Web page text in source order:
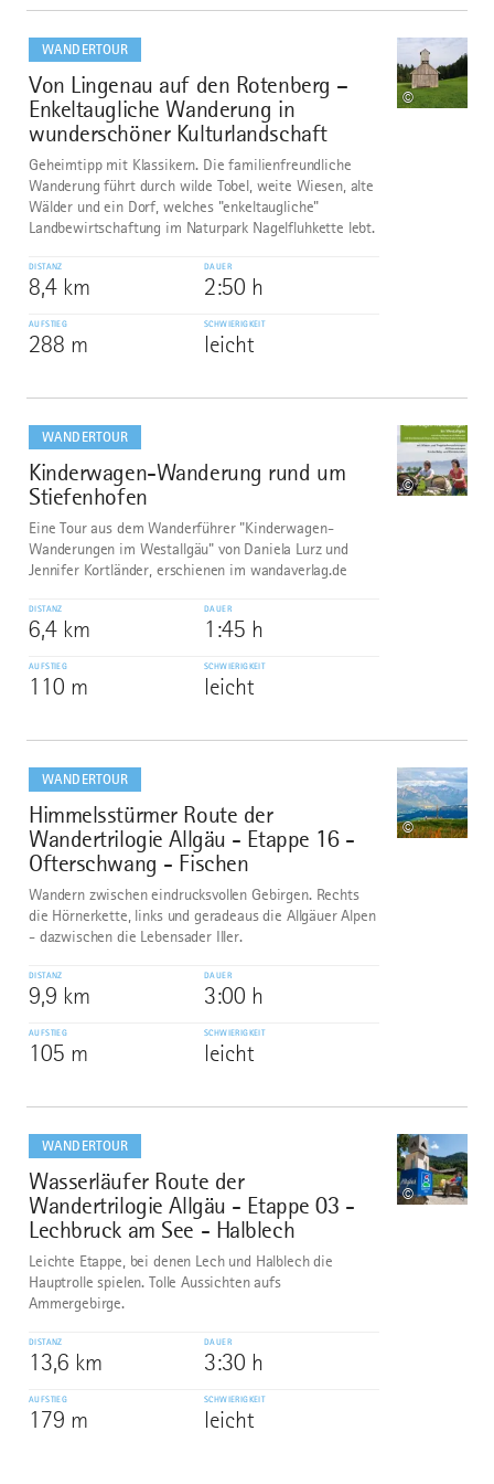
WANDERTOUR
7
Von Lingenau auf den Rotenberg –
Enkeltaugliche Wanderung in
wunderschöner Kulturlandschaft
©
Geheimtipp mit Klassikern. Die familienfreundliche
Wanderung führt durch wilde Tobel, weite Wiesen, alte
Wälder und ein Dorf, welches "enkeltaugliche"
Landbewirtschaftung im Naturpark Nagelfluhkette lebt.
DISTANZ
8,4 km
DAUER
2:50 h
AUFSTIEG
288 m
SCHWIERIGKEIT
leicht
dazu
WANDERTOUR
8
Kinderwagen-Wanderung rund um
Stiefenhofen
©
Eine Tour aus dem Wanderführer "Kinderwagen-
Wanderungen im Westallgäu" von Daniela Lurz und
Jennifer Kortländer, erschienen im wandaverlag.de
DISTANZ
6,4 km
DAUER
1:45 h
AUFSTIEG
110 m
SCHWIERIGKEIT
leicht
dazu
WANDERTOUR
9
Himmelsstürmer Route der
Wandertrilogie Allgäu - Etappe 16 -
Ofterschwang - Fischen
©
Wandern zwischen eindrucksvollen Gebirgen. Rechts
die Hörnerkette, links und geradeaus die Allgäuer Alpen
- dazwischen die Lebensader Iller.
DISTANZ
9,9 km
DAUER
3:00 h
AUFSTIEG
105 m
SCHWIERIGKEIT
leicht
dazu
WANDERTOUR
10
Wasserläufer Route der
Wandertrilogie Allgäu - Etappe 03 -
Lechbruck am See - Halblech
©
Leichte Etappe, bei denen Lech und Halblech die
Hauptrolle spielen. Tolle Aussichten aufs
Ammergebirge.
DISTANZ
13,6 km
DAUER
3:30 h
AUFSTIEG
179 m
SCHWIERIGKEIT
leicht
dazu